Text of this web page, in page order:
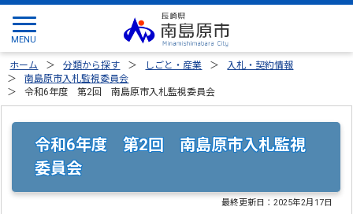
ホーム 分類から探す しごと・産業
入札・契約情報
南島原市入札監視委員会
令和6年度 第2回 南島原市入札監視委員会
令和6年度 第2回 南島原市入札監視
委員会
最終更新日：2025年2月17日